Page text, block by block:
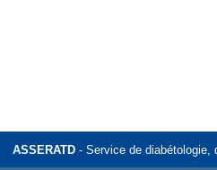
ASSERATD - Service de diabétologie,